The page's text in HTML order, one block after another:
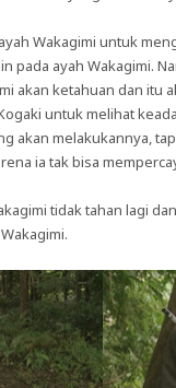
Wakagimi untuk
pada ayah Wakagimi.
akan ketahuan dan itu
untuk melihat
akan melakukannya,
ia tak bisa
tidak tahan lagi